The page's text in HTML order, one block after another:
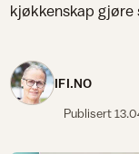
kjøkkenskap gjøre
IFI.NO
Publisert